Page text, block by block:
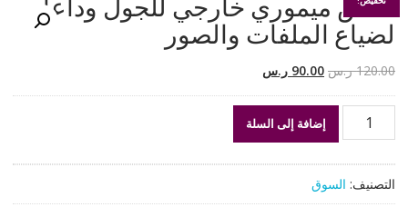
لضياع الملفات والصور
120.00 ر.س السعر
هو:
120.00 ر.س.
90.00 ر.سالسعر
هو:
90.00 ر.س.
فلاش
للجول
إضافة إلى السلة
التصنيف: السوق